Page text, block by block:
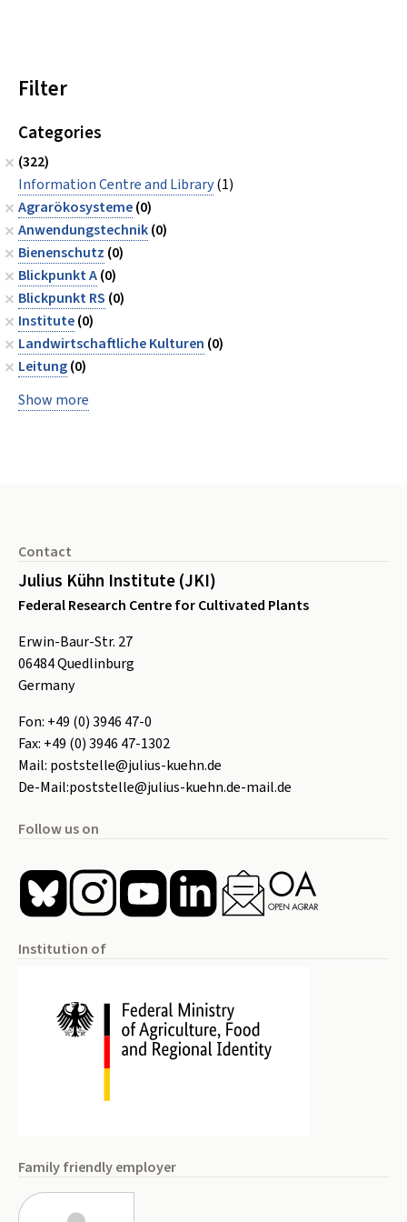
Filter
Categories
(322)
Information Centre and Library(1)
Agrarökosysteme(0)
Anwendungstechnik(0)
Bienenschutz (0)
Blickpunkt A(0)
Blickpunkt RS (0)
Institute(0)
Landwirtschaftliche Kulturen (0)
Leitung(0)
Show more
Contact
Julius Kühn Institute (JKI)
Federal Research Centre for Cultivated Plants
Erwin-Baur-Str. 27
06484Quedlinburg
Germany
Fon: +49 (0) 3946 47-0
Fax: +49 (0) 3946 47-1302
Mail: poststelle@julius-kuehn.de
De-Mail:poststelle@julius-kuehn.de-mail.de
Follow us on
Institution of
Family friendly employer